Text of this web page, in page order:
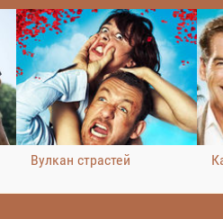
Вулкан страстей